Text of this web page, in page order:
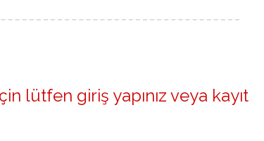
lütfen giriş yapınız veya kayıt